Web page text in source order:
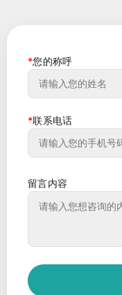
*您的称呼
*联系电话
留言内容